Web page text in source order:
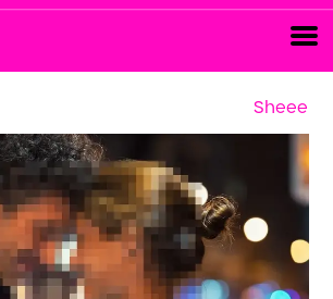
Sheee